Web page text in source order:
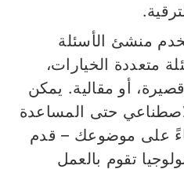
منشئ الأسئلة
الخيارات،
أو مقالية. يمكن
حتى المساعدة
على موضوعك – قدم
تقوم بالعمل